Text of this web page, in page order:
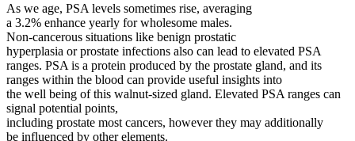
As we age, PSA levels sometimes rise, averaging
a 3.2% enhance yearly for wholesome males.
Non-cancerous situations like benign prostatic
hyperplasia or prostate infections also can lead to elevated PSA
ranges. PSA is a protein produced by the prostate gland, and its
ranges within the blood can provide useful insights into
the well being of this walnut-sized gland. Elevated PSA ranges can
signal potential points,
including prostate most cancers, however they may additionally
be influenced by other elements.